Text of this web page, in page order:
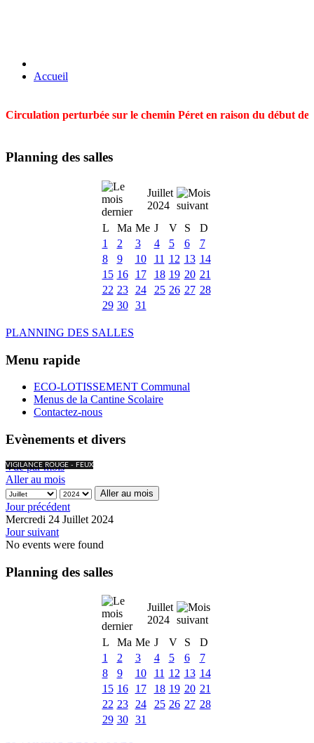
Accueil
Circulation perturbée sur le chemin Péret en raison du début
Planning des salles
Juillet
2024
L
Ma Me J V S
D
1
2 3 4 5 6
7
8
9 10 11 12 13 14
15 16 17 18 19 20 21
22 23 24 25 26 27 28
29 30 31
PLANNING DES SALLES
Menu rapide
ECO-LOTISSEMENT Communal
Menus de la Cantine Scolaire
Contactez-nous
Evènements et divers
VIGILANCE ROUGE - FEUX
Vue par mois
Aller au mois
Aller au mois
Jour précédent
Mercredi 24 Juillet 2024
Jour suivant
No events were found
Planning des salles
Juillet
2024
L
Ma Me J V S
D
1
2 3 4 5 6
7
8
9 10 11 12 13 14
15 16 17 18 19 20 21
22 23 24 25 26 27 28
29 30 31